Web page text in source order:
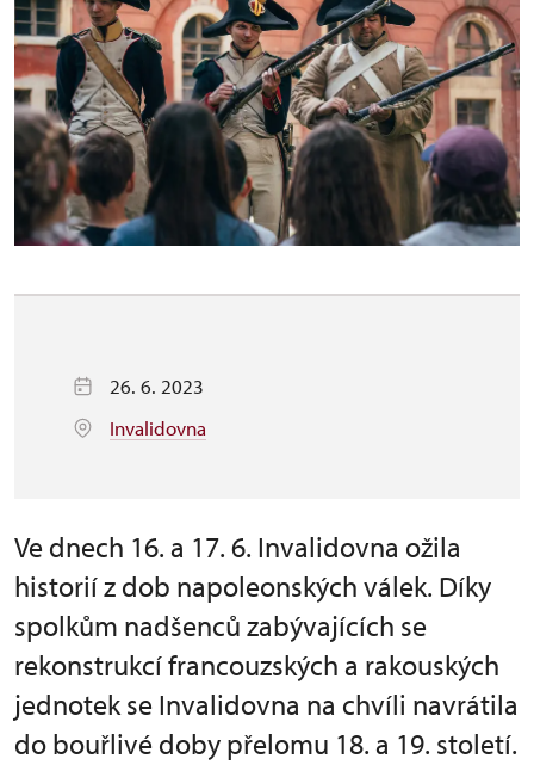
26. 6. 2023
Invalidovna
Ve dnech 16. a 17. 6. Invalidovna ožila
historií z dob napoleonských válek. Díky
spolkům nadšenců zabývajících se
rekonstrukcí francouzských a rakouských
jednotek se Invalidovna na chvíli navrátila
do bouřlivé doby přelomu 18. a 19. století.